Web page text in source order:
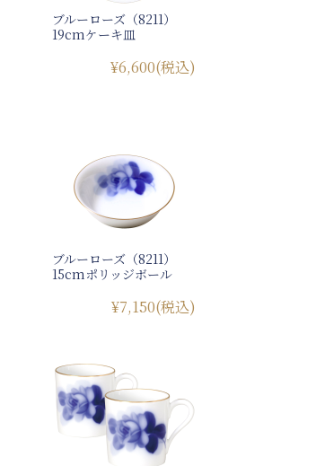
ブルーローズ（8211）
19cmケーキ皿
¥6,600(税込)
ブルーローズ（8211）
15cmポリッジボール
¥7,150(税込)